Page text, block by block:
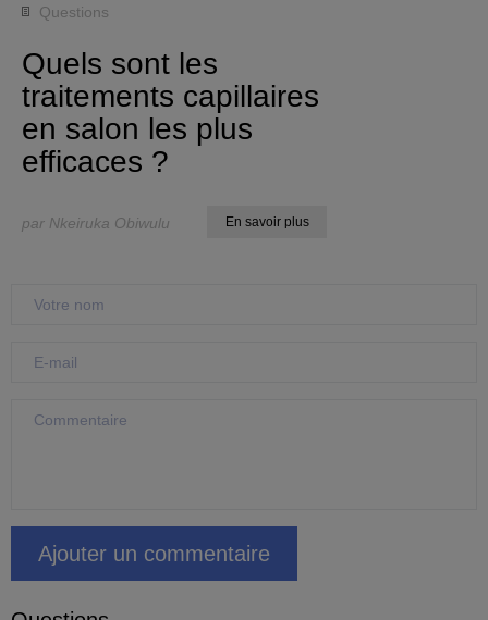
Questions
Quels sont les
traitements capillaires
en salon les plus
efficaces ?
par Nkeiruka Obiwulu En savoir plus